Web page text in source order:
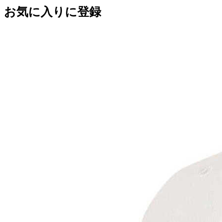
お気に入りに登録